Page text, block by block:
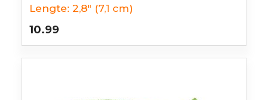
Lengte: 2,8" (7,1 cm)
10.99